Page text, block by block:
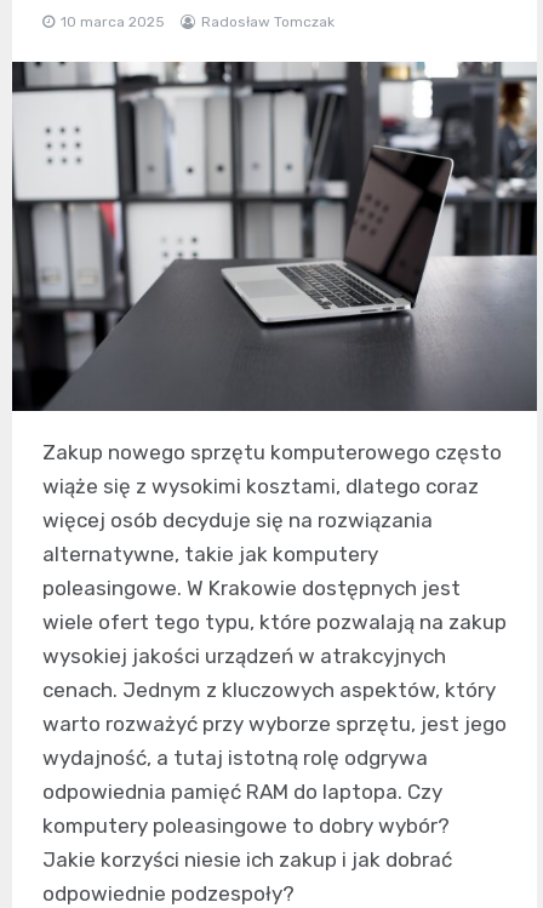
10 marca 2025 Radosław Tomczak
Zakup nowego sprzętu komputerowego często
wiąże się z wysokimi kosztami, dlatego coraz
więcej osób decyduje się na rozwiązania
alternatywne, takie jak komputery
poleasingowe. W Krakowie dostępnych jest
wiele ofert tego typu, które pozwalają na zakup
wysokiej jakości urządzeń w atrakcyjnych
cenach. Jednym z kluczowych aspektów, który
warto rozważyć przy wyborze sprzętu, jest jego
wydajność, a tutaj istotną rolę odgrywa
odpowiednia pamięć RAM do laptopa. Czy
komputery poleasingowe to dobry wybór?
Jakie korzyści niesie ich zakup i jak dobrać
odpowiednie podzespoły?